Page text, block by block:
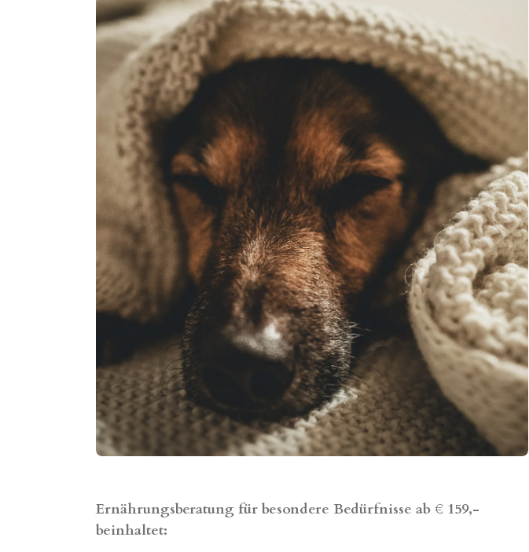
Ernährungsberatung für besondere Bedürfnisse ab € 159,-
beinhaltet: